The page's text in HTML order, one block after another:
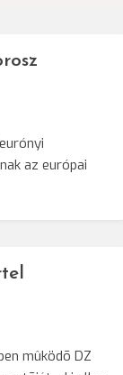
az európai
mûködõ DZ